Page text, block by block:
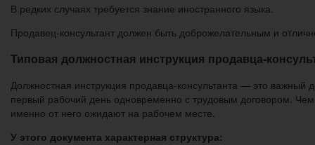
В редких случаях требуется знание иностранного языка.
Продавец-консультант должен быть доброжелательным и
Типовая должностная инструкция продавца-
Должностная инструкция продавца-консультанта — это важный
первый рабочий день одновременно с трудовым договором.
именно от него ожидают на рабочем месте.
У этого документа характерная структура: